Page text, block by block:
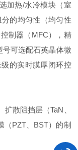
加热/水冷模块（室
的均匀性（均匀性
制器（MFC），精
号可选配石英晶体微
的实时膜厚闭环控
散阻挡层（TaN、
（PZT、BST）的制